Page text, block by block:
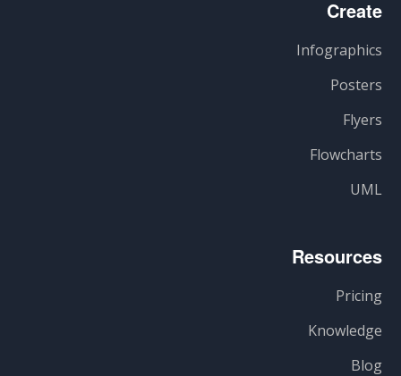
Create
Infographics
Posters
Flyers
Flowcharts
UML
Resources
Pricing
Knowledge
Blog